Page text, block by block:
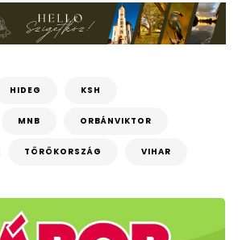
HIDEG KSH
MNB ORBÁNVIKTOR
TÖRÖKORSZÁG VIHAR